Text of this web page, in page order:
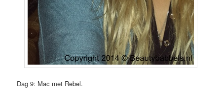
Dag 9: Mac met Rebel.